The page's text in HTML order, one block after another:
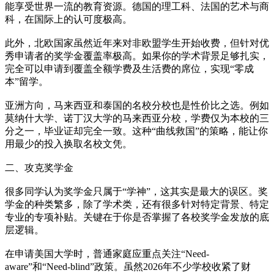
能享受世界一流的教育资源。德国的理工科、法国的艺术与商
科，在国际上的认可度极高。
此外，北欧国家虽然近年来对非欧盟学生开始收费，但针对优
秀申请者的奖学金覆盖率极高。如果你的学术背景足够扎实，
完全可以申请到覆盖全额学费及生活费的席位，实现“零成
本”留学。
亚洲方向，马来西亚和泰国的名校分校也是性价比之选。例如
莫纳什大学、诺丁汉大学的马来西亚分校，学费仅为本校的三
分之一，毕业证却完全一致。这种“曲线救国”的策略，能让你
用最少的投入换取名校文凭。
二、攻克奖学金
很多同学认为奖学金只属于“学神”，这其实是最大的误区。奖
学金的种类繁多，除了学术类，还有很多针对特定背景、特定
专业的专项补贴。关键在于你是否掌握了各校奖学金发放的底
层逻辑。
在申请美国大学时，普通家庭应重点关注“Need-
aware”和“Need-blind”政策。虽然2026年不少学校收紧了财